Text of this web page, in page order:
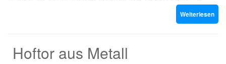
Weiterlesen
Hoftor aus Metall